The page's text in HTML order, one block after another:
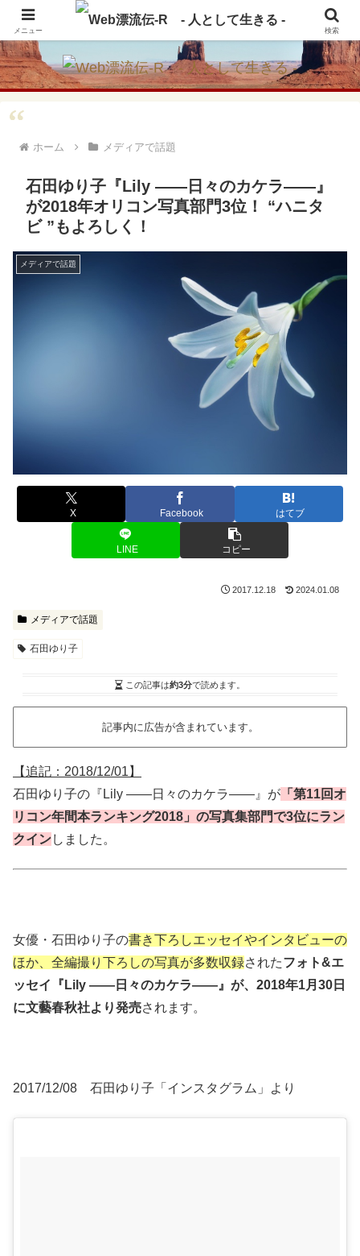
アメリカ・インディアンの思想・生き方からの学びをメインに、趣味や経験則
ホーム メディアで話題
石田ゆり子『Lily ――日々のカケラ――』
が2018年オリコン写真部門3位！ “ハニタ
ビ ”もよろしく！
メディアで話題
X Facebook はてブ
LINE コピー
2017.12.18 2024.01.08
メディアで話題
石田ゆり子
この記事は約3分で読めます。
記事内に広告が含まれています。
【追記：2018/12/01】
石田ゆり子の『Lily ――日々のカケラ――』が 「第11回オ
リコン年間本ランキング2018」の写真集部門で3位にラン
クインしました。
女優・石田ゆり子の書き下ろしエッセイやインタビューの
ほか、全編撮り下ろしの写真が多数収録されたフォト&エ
ッセイ『Lily ――日々のカケラ――』が、2018年1月30日
に文藝春秋社より発売されます。
2017/12/08 石田ゆり子「インスタグラム」より
メニュー 検索